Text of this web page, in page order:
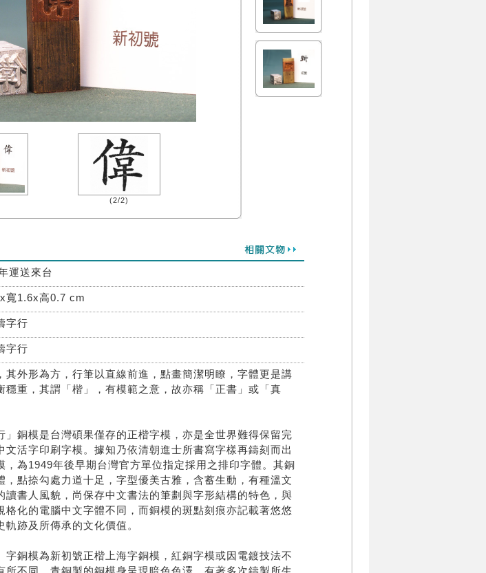
(2/2)
運送來台
寬1.6x高0.7 cm
字行
字行
其外形為方，行筆以直線前進，點畫簡潔明瞭，字體更是講
穩重，其謂「楷」，有模範之意，故亦稱「正書」或「真
」銅模是台灣碩果僅存的正楷字模，亦是全世界難得保留完
文活字印刷字模。據知乃依清朝進士所書寫字樣再鑄刻而出
，為1949年後早期台灣官方單位指定採用之排印字體。其銅
，點捺勾處力道十足，字型優美古雅，含蓄生動，有種溫文
讀書人風貌，尚保存中文書法的筆劃與字形結構的特色，與
格化的電腦中文字體不同，而銅模的斑點刻痕亦記載著悠悠
軌跡及所傳承的文化價值。
字銅模為新初號正楷上海字銅模，紅銅字模或因電鍍技法不
所不同，青銅製的銅模身呈現暗色色澤，有著多次鑄製所生